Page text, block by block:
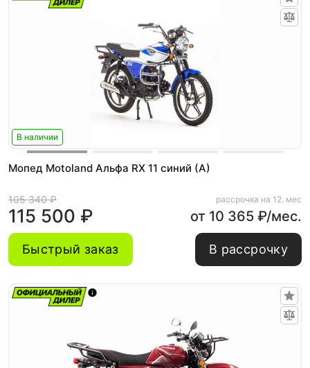
В наличии
Мопед Motoland Альфа RX 11 синий (A)
105 340 ₽
115 500 ₽
рассрочка на 12. мес
от 10 365 ₽/мес.
Быстрый заказ В рассрочку